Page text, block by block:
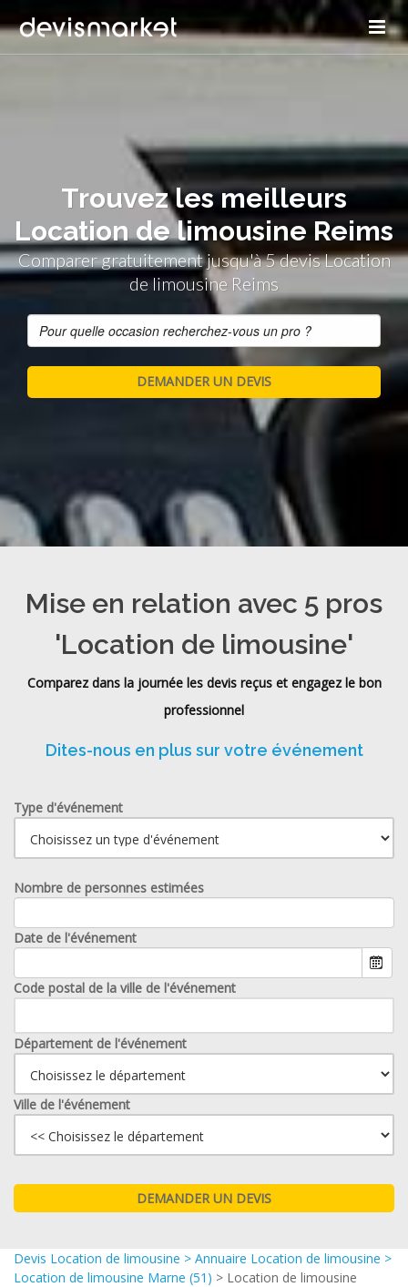
Trouvez les meilleurs
Location de limousine Reims
Comparer gratuitement jusqu'à 5 devis Location
de limousine Reims
Mise en relation avec 5 pros
'Location de limousine'
Comparez dans la journée les devis reçus et engagez le bon
professionnel
Dites-nous en plus sur votre événement
Type d'événement
Nombre de personnes estimées
Date de l'événement
Code postal de la ville de l'événement
Département de l'événement
Ville de l'événement
Devis Location de limousine > Annuaire Location de limousine >
Location de limousine Marne (51) > Location de limousine